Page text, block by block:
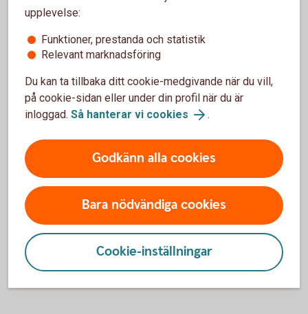
Vilken fondtyp passar dig?
Vi har både aktivt och passivt förvaltade fonder. Läs
om olika fondtyper och se vad som passar dig.
Vad gör en fond hållbar?
Är hållbarhet en viktig fråga för dig? Läs mer om hur
en fond kan vara hållbar, enligt EU:s nya regler.
Hållbarhetsanalys av fonder
upplevelse:
Funktioner, prestanda och statistik
Relevant marknadsföring
Du kan ta tillbaka ditt cookie-medgivande när du vill,
på cookie-sidan eller under din profil när du är
inloggad. Så hanterar vi cookies .
Godkänn alla cookies
Bara nödvändiga cookies
Cookie-inställningar